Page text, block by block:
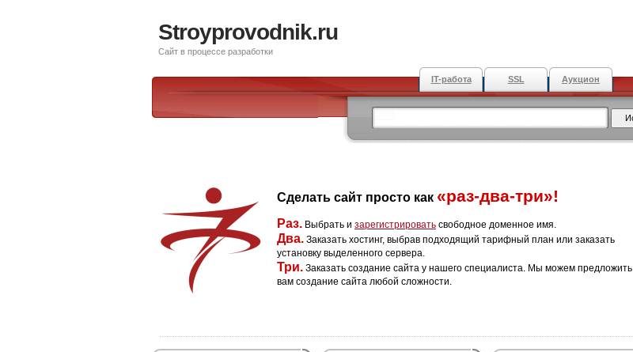
Stroyprovodnik.ru
Сайт в процессе разработки
IT-работа SSL Аукцион
Сделать сайт просто как «раз-два-три»!
Раз. Выбрать и зарегистрировать свободное доменное имя.
Два. Заказать хостинг, выбрав подходящий тарифный план или заказать
установку выделенного сервера.
Три. Заказать создание сайта у нашего специалиста. Мы можем предложить
вам создание сайта любой сложности.